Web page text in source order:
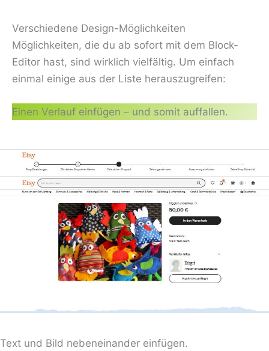
Verschiedene Design-Möglichkeiten
Möglichkeiten, die du ab sofort mit dem Block-
Editor hast, sind wirklich vielfältig. Um einfach
einmal einige aus der Liste herauszugreifen:
Einen Verlauf einfügen – und somit auffallen.
Text und Bild nebeneinander einfügen.